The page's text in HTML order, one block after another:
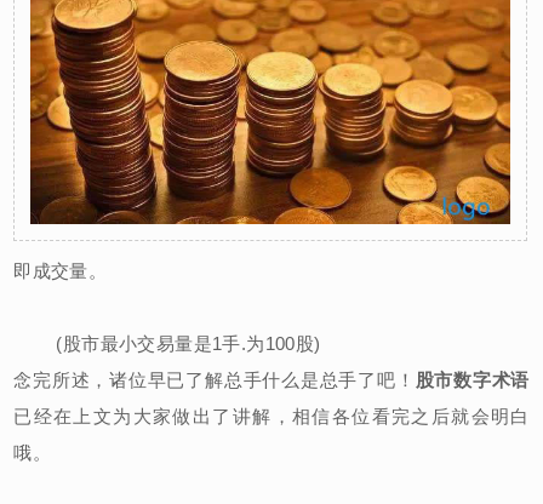
即成交量。
(股市最小交易量是1手.为100股)
念完所述，诸位早已了解总手什么是总手了吧！ 股市数字术语
已经在上文为大家做出了讲解，相信各位看完之后就会明白
哦。